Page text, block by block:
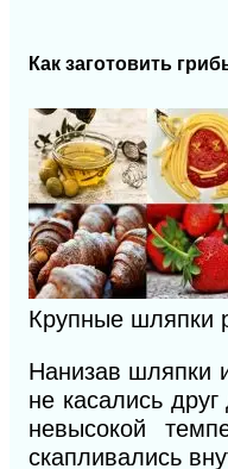
Как заготовить
Крупные шляпки
Нанизав шляпки
не касались
невысокой
скапливались